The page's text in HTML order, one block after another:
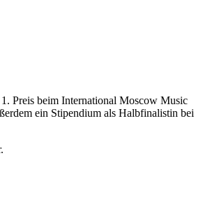
Preis beim International Moscow Music
ein Stipendium als Halbfinalistin bei